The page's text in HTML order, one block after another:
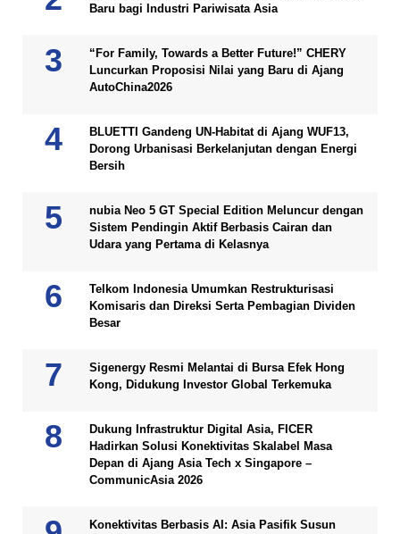
Baru bagi Industri Pariwisata Asia
“For Family, Towards a Better Future!” CHERY
Luncurkan Proposisi Nilai yang Baru di Ajang
AutoChina2026
BLUETTI Gandeng UN-Habitat di Ajang WUF13,
Dorong Urbanisasi Berkelanjutan dengan Energi
Bersih
nubia Neo 5 GT Special Edition Meluncur dengan
Sistem Pendingin Aktif Berbasis Cairan dan
Udara yang Pertama di Kelasnya
Telkom Indonesia Umumkan Restrukturisasi
Komisaris dan Direksi Serta Pembagian Dividen
Besar
Sigenergy Resmi Melantai di Bursa Efek Hong
Kong, Didukung Investor Global Terkemuka
Dukung Infrastruktur Digital Asia, FICER
Hadirkan Solusi Konektivitas Skalabel Masa
Depan di Ajang Asia Tech x Singapore –
CommunicAsia 2026
Konektivitas Berbasis AI: Asia Pasifik Susun